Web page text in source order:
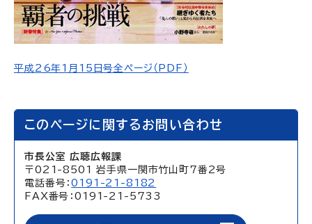
平成26年1月15日号全ページ（PDF）
このページに関するお問い合わせ
市長公室 広聴広報課
〒021-8501 岩手県一関市竹山町7番2号
電話番号：0191-21-8182
FAX番号：0191-21-5733